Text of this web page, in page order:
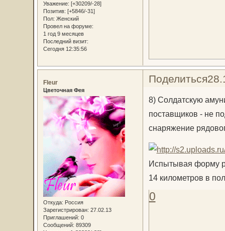
Уважение: [+30209/-28]
Позитив: [+5846/-31]
Пол: Женский
Провел на форуме:
1 год 9 месяцев
Последний визит:
Сегодня 12:35:56
Поделиться
Fleur
Цветочная Фея
Откуда: Россия
Зарегистрирован: 27.02.13
Приглашений: 0
Сообщений: 89309
8) Солдатскую
поставщиков - не
снаряжение
Испытывая форму
14 километров в
0